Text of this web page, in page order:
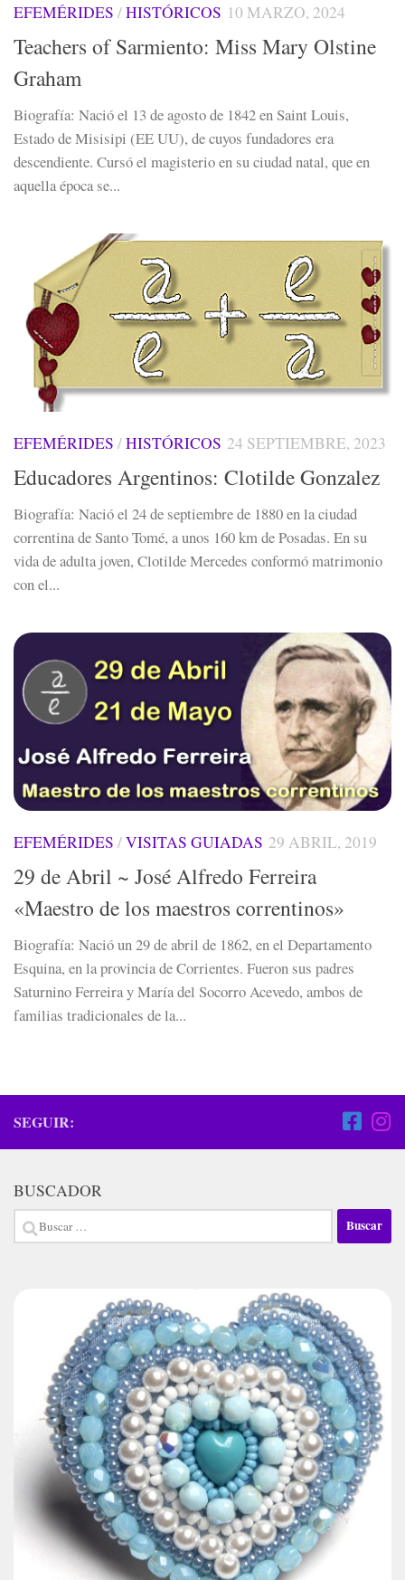
EFEMÉRIDES /HISTÓRICOS 10 MARZO, 2024
Teachers of Sarmiento: Miss Mary Olstine
Graham
Biografía: Nació el 13 de agosto de 1842 en Saint Louis,
Estado de Misisipi (EE UU), de cuyos fundadores era
descendiente. Cursó el magisterio en su ciudad natal, que en
aquella época se...
EFEMÉRIDES /HISTÓRICOS 24 SEPTIEMBRE, 2023
Educadores Argentinos: Clotilde Gonzalez
Biografía: Nació el 24 de septiembre de 1880 en la ciudad
correntina de Santo Tomé, a unos 160 km de Posadas. En su
vida de adulta joven, Clotilde Mercedes conformó matrimonio
con el...
EFEMÉRIDES /VISITAS GUIADAS 29 ABRIL, 2019
29 de Abril ~ José Alfredo Ferreira
«Maestro de los maestros correntinos»
Biografía: Nació un 29 de abril de 1862, en el Departamento
Esquina, en la provincia de Corrientes. Fueron sus padres
Saturnino Ferreira y María del Socorro Acevedo, ambos de
familias tradicionales de la...
SEGUIR:
BUSCADOR
Buscar: